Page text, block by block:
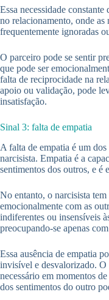
Essa necessidade
no relacionamento, onde as
frequentemente ignoradas
O parceiro pode se sentir
que pode ser
falta de reciprocidade na
apoio ou validação, pode
insatisfação.
Sinal 3: falta de empatia
A falta de empatia é um dos
narcisista. Empatia é a
sentimentos dos outros, e é
No entanto, o narcisista
emocionalmente com as
indiferentes ou insensíveis
preocupando-se apenas
Essa ausência de empatia
invisível e desvalorizado. O
necessário em momentos
dos sentimentos do outro